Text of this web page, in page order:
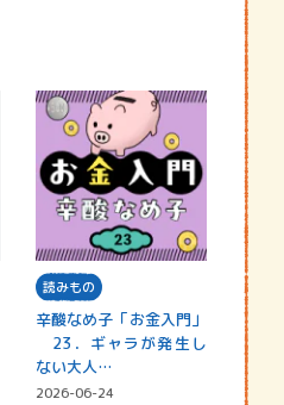
読みもの
辛酸なめ子「お金入門」
23．ギャラが発生し
ない大人…
2026-06-24